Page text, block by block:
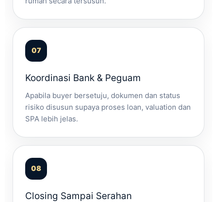
Koordinasi Bank & Peguam
Apabila buyer bersetuju, dokumen dan status
risiko disusun supaya proses loan, valuation dan
SPA lebih jelas.
Closing Sampai Serahan